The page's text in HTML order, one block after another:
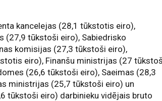
kancelejas (28,1 tūkstotis eiro),
(27,9 tūkstoši eiro), Sabiedrisko
komisijas (27,3 tūkstoši eiro),
eiro), Finanšu ministrijas (27
(26,6 tūkstoši eiro), Saeimas (28,3
ministrijas (25,7 tūkstoši eiro) un
tūkstoši eiro) darbinieku vidējais bruto